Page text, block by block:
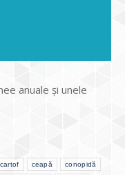
anuale şi unele
cartof ceapă conopidă